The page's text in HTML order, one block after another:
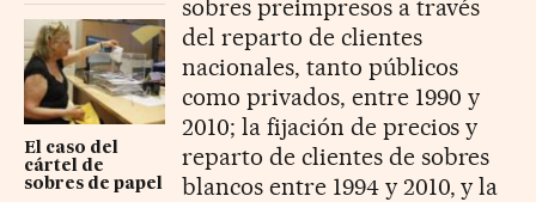
El caso del
cártel de
sobres de papel
sobres preimpresos a través
del reparto de clientes
nacionales, tanto públicos
como privados, entre 1990 y
2010; la fijación de precios y
reparto de clientes de sobres
blancos entre 1994 y 2010, y la